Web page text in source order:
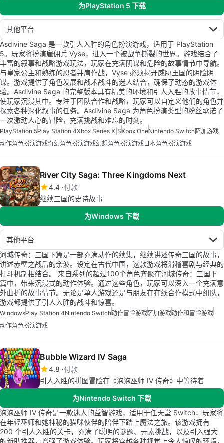
为PlayStation 5 下载
其他平台
Asdivine Saga 是一款引人入胜的角色扮演游戏，适用于 PlayStation
5。玩家将扮演雇佣兵 Vyse，进入一个被战争撕裂的世界。游戏结合了
丰富的叙事和战略游戏玩法，玩家在充满阴谋和危险的故事情节中导航。
与皇家公主和熟练的忍者并肩作战，Vyse 必须揭开威胁王国的阴险阴
谋。游戏提供了角色发展和战术战斗的迷人结合，确保了动态的游戏体
验。Asdivine Saga 的完整版本具有精美的环境和引人入胜的故事情节，
使玩家沉浸其中。专注于团队合作和战略，玩家可以自定义他们的角色并
探索各种深化叙事的任务。Asdivine Saga 为角色扮演类型的粉丝承诺了
一次激动人心的冒险，充满挑战和难忘的时刻。
PlayStation 5Play Station 4Xbox Series X|SXbox OneNintendo Switch萨加游戏
动作角色扮演游戏奇幻角色扮演游戏幻想角色扮演游戏日本角色扮演游戏
River City Saga: Three Kingdoms Next
4.4 付款
继续三国的史诗故事
为Windows 下载
其他平台
河城传奇：三国下篇是一部充满动作的续集，继续讲述传奇三国的故事，
讲述赤壁之战后的余波。设定在古代中国，这款游戏将滑稽喜剧与经典的
打斗机制相结合。 来自系列的超过100个角色齐聚在河城传奇：三国下
篇中，带来沉浸式的动作体验。通过这些角色，玩家可以深入一个充满意
外曲折的故事情节。无论是单人游戏还是与朋友在在线合作模式中组队，
游戏都提供了引人入胜的战斗和惊喜。
WindowsPlay Station 4Nintendo Switch动作冒险游戏萨加游戏动作和冒险游戏
动作角色扮演游戏
Bubble Wizard IV Saga
4.8 付款
引人入胜的拼图冒险在《泡泡巫师 IV 传奇》中等待着
为Nintendo Switch 下载
泡泡巫师 IV 传奇是一款迷人的益智游戏，适用于任天堂 Switch，玩家将
在年轻巫师和她神秘的猫咪伙伴的陪伴下踏上魔法之旅。该游戏拥有
200 个引人入胜的关卡，充满了聪明的谜题、元素挑战，以及引入强大
的新助推器，增强了游戏体验。玩家将穿越各种视觉上令人惊叹的环境，